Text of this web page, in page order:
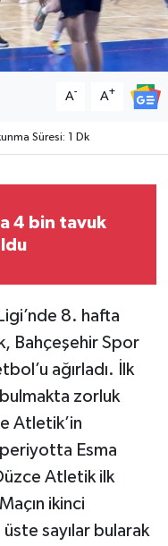
A- A+
Süresi: 1 Dk
4 bin tavuk
8. hafta
Bahçeşehir Spor
ağırladı. İlk
bulmakta zorluk
Atletik’in
Esma
Atletik ilk
ikinci
sayılar bularak